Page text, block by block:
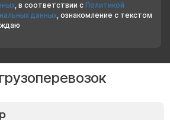
, в соответствии с Политикой
данных, ознакомление с текстом